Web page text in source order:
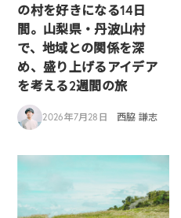
の村を好きになる14日
間。山梨県・丹波山村
で、地域との関係を深
め、盛り上げるアイデア
を考える2週間の旅
2026年7月28日 西脇 謙志